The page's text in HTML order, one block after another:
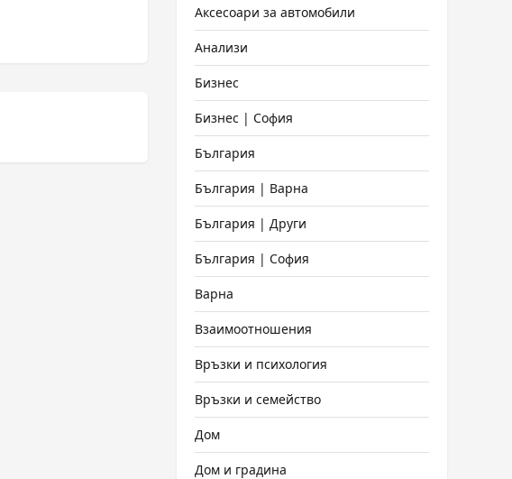
Аксесоари за автомобили
Анализи
Бизнес
Бизнес | София
България
България | Варна
България | Други
България | София
Варна
Взаимоотношения
Връзки и психология
Връзки и семейство
Дом
Дом и градина